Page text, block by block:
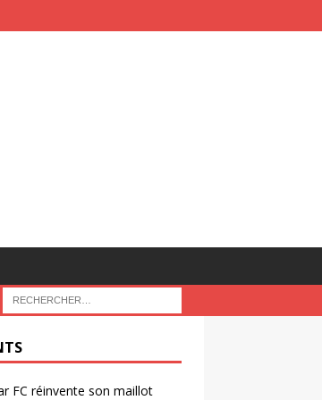
FC réinvente son maillot